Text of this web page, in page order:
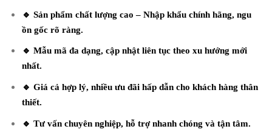
🔹 Sản phẩm chất lượng cao – Nhập khẩu chính hãng, ngu
ồn gốc rõ ràng.
🔹 Mẫu mã đa dạng, cập nhật liên tục theo xu hướng mới
nhất.
🔹 Giá cả hợp lý, nhiều ưu đãi hấp dẫn cho khách hàng thân
thiết.
🔹 Tư vấn chuyên nghiệp, hỗ trợ nhanh chóng và tận tâm.